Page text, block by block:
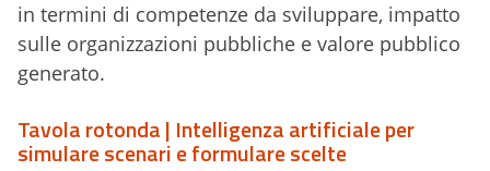
in termini di competenze da sviluppare, impatto
sulle organizzazioni pubbliche e valore pubblico
generato.
Tavola rotonda | Intelligenza artificiale per
simulare scenari e formulare scelte